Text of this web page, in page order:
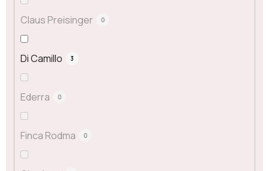
Claus Preisinger 0
Di Camillo 3
Ederra 0
Finca Rodma 0